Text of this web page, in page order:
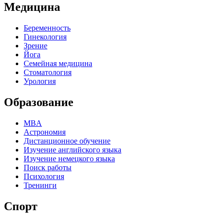
Медицина
Беременность
Гинекология
Зрение
Йога
Семейная медицина
Стоматология
Урология
Образование
MBA
Астрономия
Дистанционное обучение
Изучение английского языка
Изучение немецкого языка
Поиск работы
Психология
Тренинги
Спорт